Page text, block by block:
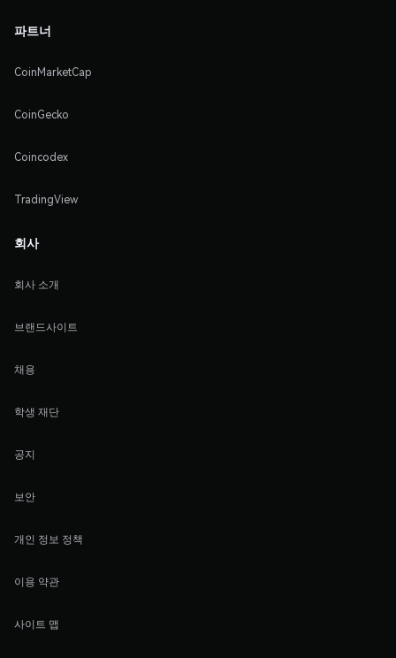
파트너
CoinMarketCap
CoinGecko
Coincodex
TradingView
회사
회사 소개
브랜드사이트
채용
학생 재단
공지
보안
개인 정보 정책
이용 약관
사이트 맵